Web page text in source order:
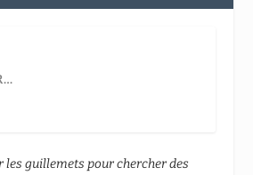
les guillemets pour chercher des